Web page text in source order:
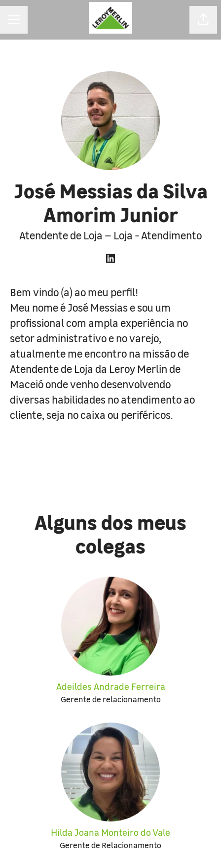
José Messias da Silva
Amorim Junior
Atendente de Loja – Loja - Atendimento
Bem vindo (a) ao meu perfil!
Meu nome é José Messias e sou um
profissional com ampla experiência no
setor administrativo e no varejo,
atualmente me encontro na missão de
Atendente de Loja da Leroy Merlin de
Maceió onde venho desenvolvendo
diversas habilidades no atendimento ao
cliente, seja no caixa ou periféricos.
Alguns dos meus
colegas
Adeildes Andrade Ferreira
Gerente de relacionamento
Hilda Joana Monteiro do Vale
Gerente de Relacionamento